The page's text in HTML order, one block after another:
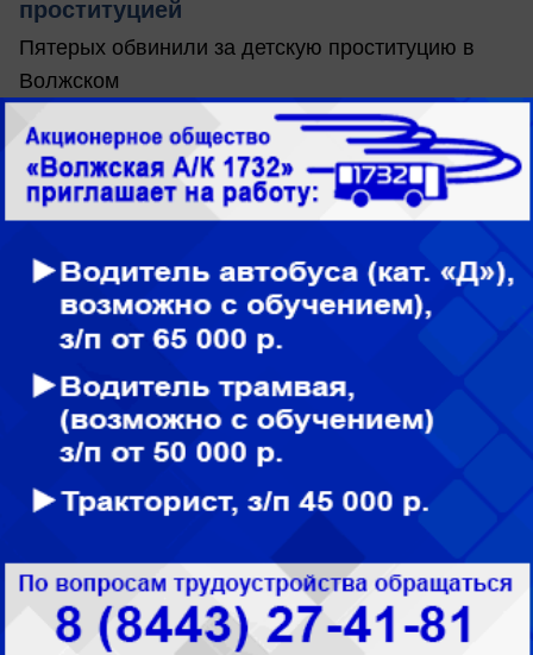
проституцией
Пятерых обвинили за детскую проституцию в
Волжском
сегодня в 12:32
Обращение в редакцию
Огромную свалку в береговой зоне СНТ
«Заря» устроили в Волжском